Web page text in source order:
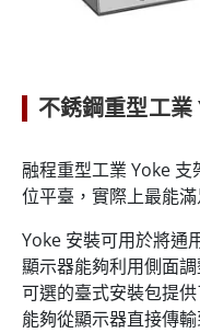
不銹鋼重型工
融程重型工業 Yoke
位平臺，實際上最能
Yoke 安裝可用於將通
顯示器能夠利用側面
可選的臺式安裝包提
能夠從顯示器直接傳